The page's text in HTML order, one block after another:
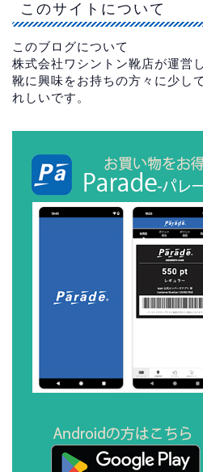
このサイトについて
このブログについて
株式会社ワシントン靴店が運営
靴に興味をお持ちの方々に少し
れしいです。